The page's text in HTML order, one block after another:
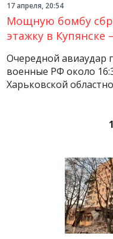
17 апреля, 20:54
Мощную бомбу
этажку в Купянске
Очередной авиаудар
военные РФ около
Харьковской